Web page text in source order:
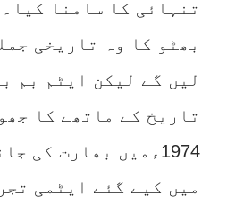
تنہائی کا سامنا کیا۔
بھٹو کا وہ تاریخی
لیں گے لیکن ایٹم بم
تاریخ کے ماتھے کا
1974ءمیں بھارت کی
میں کیے گئے ایٹمی